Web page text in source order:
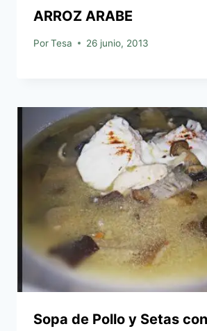
ARROZ ARABE
PorTesa 26 junio, 2013
Sopa de Pollo y Setas